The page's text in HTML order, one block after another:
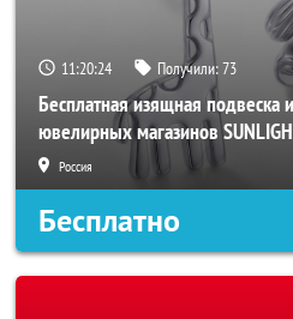
11:20:22 Получили:73
Бесплатная изящная подвеска
ювелирных магазинов
Россия
Бесплатно